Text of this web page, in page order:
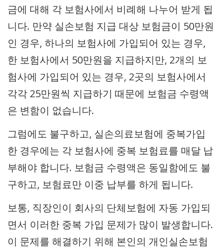
금에 대해 각 보험사에서 비례해 나누어 받게 됩
니다. 만약 실손보험 지급 대상 보험금이 50만원
인 경우, 하나의 보험사에 가입되어 있는 경우,
한 보험사에서 50만원을 지급하지만, 2개의 보
험사에 가입되어 있는 경우, 2곳의 보험사에서
각각 25만원씩 지급하기 때문에 보험금 수령액
은 변함이 없습니다.
그럼에도 불구하고, 실손의료보험에 중복가입
한 경우에는 각 보험사에 중복 보험료를 매달 납
부해야 합니다. 보험금 수령액은 동일함에도 불
구하고, 보험료만 이중 납부를 하게 됩니다.
보통, 직장인이 회사의 단체보험에 자동 가입되
면서 이러한 중복 가입 문제가 많이 발생합니다.
이 문제를 해결하기 위해 본인의 개인실손보험